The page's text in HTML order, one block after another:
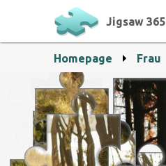
Jigsaw 365
Homepage Frau